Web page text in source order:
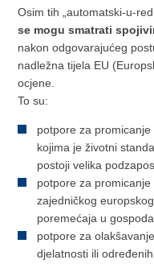
Osim tih „automatski-u-
se mogu smatrati
nakon odgovarajućeg
nadležna tijela EU
ocjene.
To su:
potpore za
kojima je životni
postoji velika
potpore za
zajedničkog
poremećaja u
potpore za
djelatnosti ili